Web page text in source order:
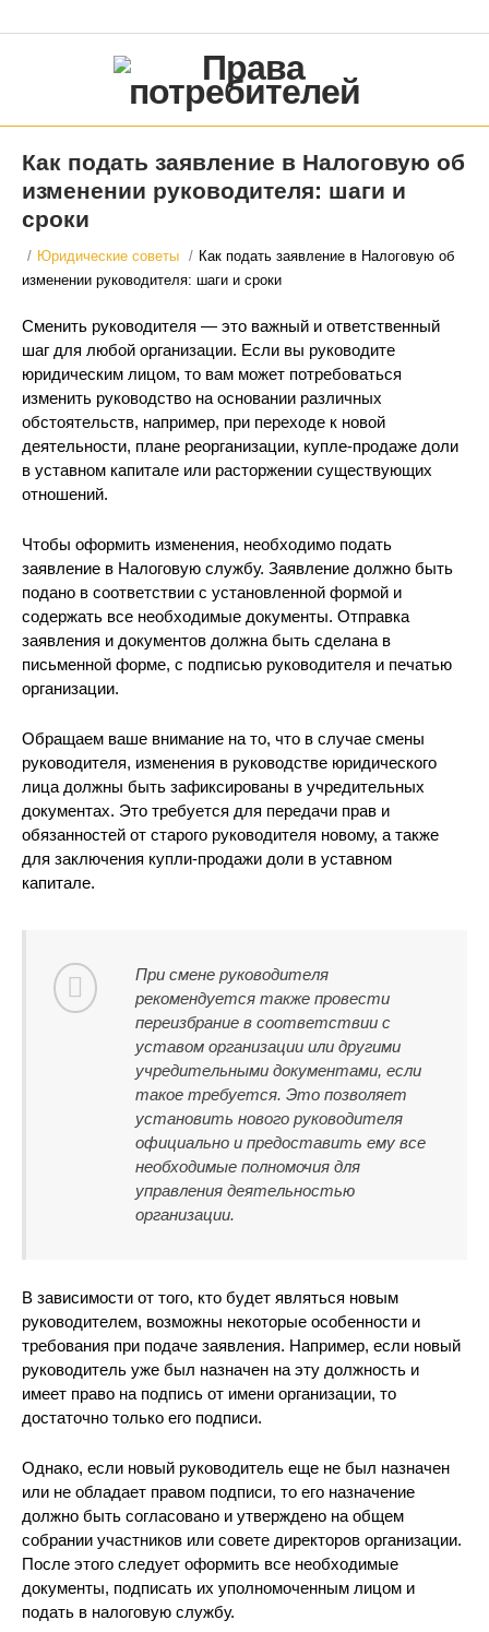
Как подать заявление в Налоговую об
изменении руководителя: шаги и
сроки
/ Юридические советы / Как подать заявление в Налоговую об
изменении руководителя: шаги и сроки
Сменить руководителя — это важный и ответственный
шаг для любой организации. Если вы руководите
юридическим лицом, то вам может потребоваться
изменить руководство на основании различных
обстоятельств, например, при переходе к новой
деятельности, плане реорганизации, купле-продаже доли
в уставном капитале или расторжении существующих
отношений.
Чтобы оформить изменения, необходимо подать
заявление в Налоговую службу. Заявление должно быть
подано в соответствии с установленной формой и
содержать все необходимые документы. Отправка
заявления и документов должна быть сделана в
письменной форме, с подписью руководителя и печатью
организации.
Обращаем ваше внимание на то, что в случае смены
руководителя, изменения в руководстве юридического
лица должны быть зафиксированы в учредительных
документах. Это требуется для передачи прав и
обязанностей от старого руководителя новому, а также
для заключения купли-продажи доли в уставном
капитале.
При смене руководителя
рекомендуется также провести
переизбрание в соответствии с
уставом организации или другими
учредительными документами, если
такое требуется. Это позволяет
установить нового руководителя
официально и предоставить ему все
необходимые полномочия для
управления деятельностью
организации.
В зависимости от того, кто будет являться новым
руководителем, возможны некоторые особенности и
требования при подаче заявления. Например, если новый
руководитель уже был назначен на эту должность и
имеет право на подпись от имени организации, то
достаточно только его подписи.
Однако, если новый руководитель еще не был назначен
или не обладает правом подписи, то его назначение
должно быть согласовано и утверждено на общем
собрании участников или совете директоров организации.
После этого следует оформить все необходимые
документы, подписать их уполномоченным лицом и
подать в налоговую службу.